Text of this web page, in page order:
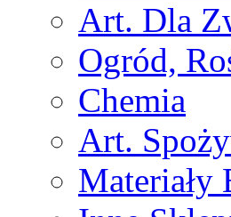
Art. Dla
Ogród,
Chemia
Art.
Materiały